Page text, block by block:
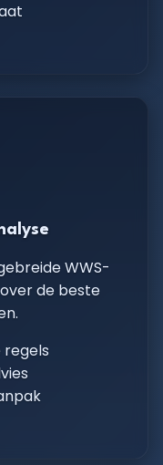
WWS-
de beste
regels